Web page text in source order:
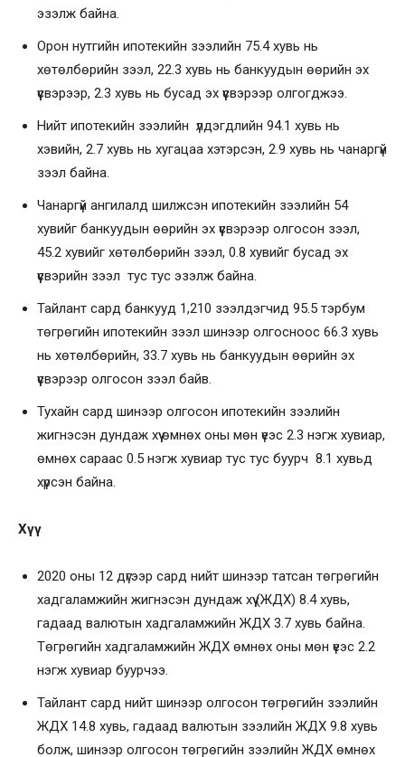
эзэлж байна.
Орон нутгийн ипотекийн зээлийн 75.4 хувь нь
хөтөлбөрийн зээл, 22.3 хувь нь банкуудын өөрийн эх
үүсвэрээр, 2.3 хувь нь бусад эх үүсвэрээр олгогджээ.
Нийт ипотекийн зээлийн үлдэгдлийн 94.1 хувь нь
хэвийн, 2.7 хувь нь хугацаа хэтэрсэн, 2.9 хувь нь чанаргүй
зээл байна.
Чанаргүй ангилалд шилжсэн ипотекийн зээлийн 54
хувийг банкуудын өөрийн эх үүсвэрээр олгосон зээл,
45.2 хувийг хөтөлбөрийн зээл, 0.8 хувийг бусад эх
үүсвэрийн зээл тус тус эзэлж байна.
Тайлант сард банкууд 1,210 зээлдэгчид 95.5 тэрбум
төгрөгийн ипотекийн зээл шинээр олгосноос 66.3 хувь
нь хөтөлбөрийн, 33.7 хувь нь банкуудын өөрийн эх
үүсвэрээр олгосон зээл байв.
Тухайн сард шинээр олгосон ипотекийн зээлийн
жигнэсэн дундаж хүү өмнөх оны мөн үеэс 2.3 нэгж хувиар,
өмнөх сараас 0.5 нэгж хувиар тус тус буурч 8.1 хувьд
хүрсэн байна.
Хүү
2020 оны 12 дүгээр сард нийт шинээр татсан төгрөгийн
хадгаламжийн жигнэсэн дундаж хүү (ЖДХ) 8.4 хувь,
гадаад валютын хадгаламжийн ЖДХ 3.7 хувь байна.
Төгрөгийн хадгаламжийн ЖДХ өмнөх оны мөн үеэс 2.2
нэгж хувиар буурчээ.
Тайлант сард нийт шинээр олгосон төгрөгийн зээлийн
ЖДХ 14.8 хувь, гадаад валютын зээлийн ЖДХ 9.8 хувь
болж, шинээр олгосон төгрөгийн зээлийн ЖДХ өмнөх